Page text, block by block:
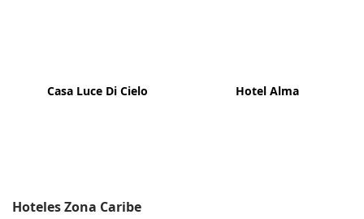
Casa Luce Di Cielo Hotel Alma
Hoteles Zona Caribe